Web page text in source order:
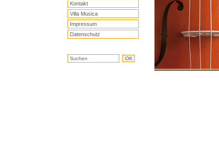
Kontakt
Villa Musica
Impressum
Datenschutz